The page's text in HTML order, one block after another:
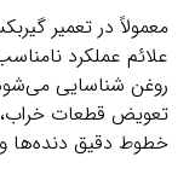
معمولاً در تعمیر
علائم عملکرد
روغن شناسایی
تعویض قطعات
خطوط دقیق دنده‌ها